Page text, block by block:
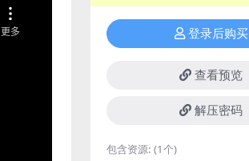
登录后购买
查看预览
解压密码
包含资源: (1个)